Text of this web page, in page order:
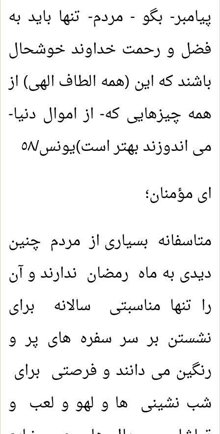
پیامبر- بگو - مردم- تنها باید به
فضل و رحمت خداوند خوشحال
باشند که این (همه الطاف الهی) از
همه چیزهایی که- از اموال دنیا-
می اندوزند بهتر است)یونس/٥٨
ای مؤمنان؛
متاسفانه بسیاری از مردم چنین
دیدی به ماه رمضان ندارند و آن
را تنها مناسبتی سالانه برای
نشستن بر سر سفره های پر و
رنگین می دانند و فرصتی برای
شب نشینی ها و لهو و لعب و